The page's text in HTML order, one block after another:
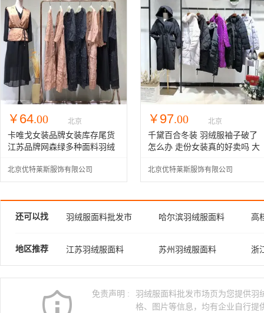
￥ 64.00 北京
卡唯戈女装品牌女装库存尾货
江苏品牌网森绿多种面料羽绒
北京优特莱斯服饰有限公司
￥ 97.00 北京
千黛百合冬装 羽绒服袖子破了
怎么办 走份女装真的好卖吗 大
面料皮衣
北京优特莱斯服饰有限公司
还可以找
羽绒服面料批发市
哈尔滨羽绒服面料 高
地区推荐
江苏羽绒服面料 苏州羽绒服面料 浙
云南羽绒服面料 昆明羽绒服面料
免责声明 :
羽绒服面料批发市场页为您提供羽
格、图片等信息，均有企业自行提